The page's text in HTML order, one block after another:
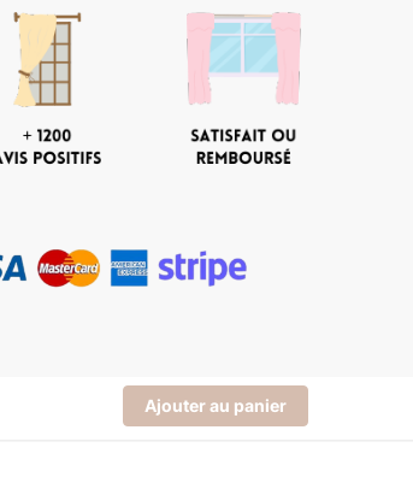
Ajouter au panier